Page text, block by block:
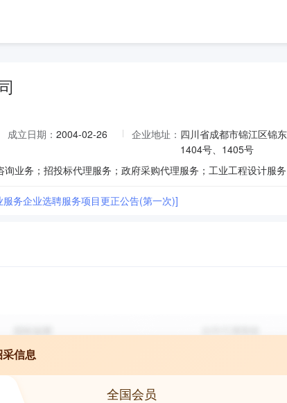
成立日期： 2004-02-26 企业地址： 四川省成都市锦江区锦
1404号、1405号
务企业选聘服务项目更正公告(第一次)]
信息
全国会员